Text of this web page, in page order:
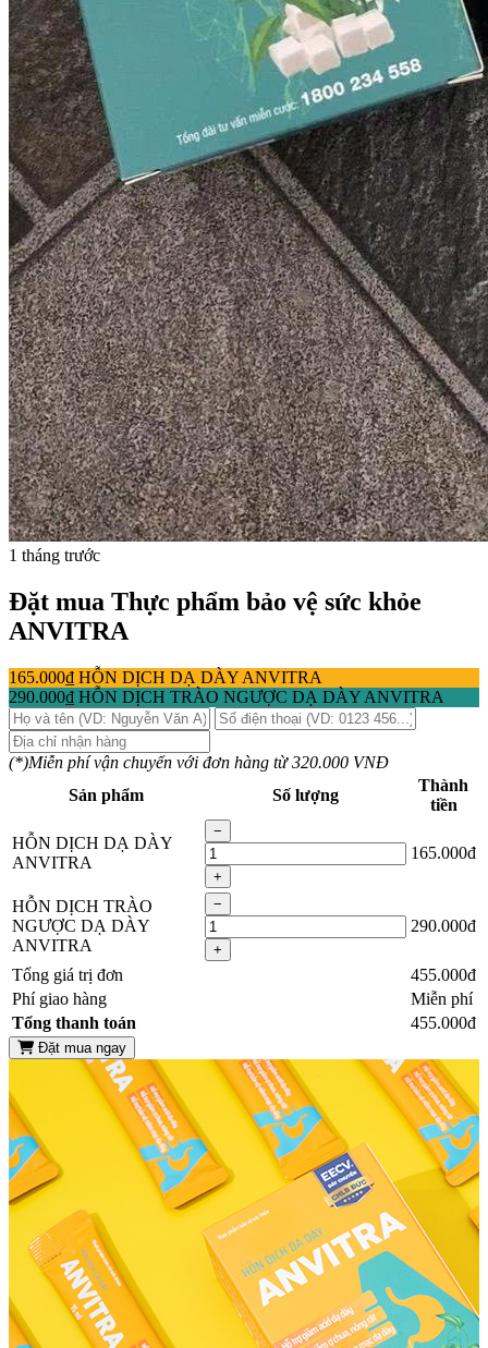
1 tháng trước
Đặt mua Thực phẩm bảo vệ sức khỏe
ANVITRA
165.000₫ HỖN DỊCH DẠ DÀY ANVITRA
290.000₫ HỖN DỊCH TRÀO NGƯỢC DẠ DÀY ANVITRA
(*)Miễn phí vận chuyển với đơn hàng từ 320.000 VNĐ
Sản phẩm
Số lượng
Thành
tiền
HỖN DỊCH DẠ DÀY
ANVITRA
−
+
165.000đ
HỖN DỊCH TRÀO
NGƯỢC DẠ DÀY
ANVITRA
−
+
290.000đ
Tổng giá trị đơn
455.000đ
Phí giao hàng
Miễn phí
Tổng thanh toán
455.000đ
Đặt mua ngay